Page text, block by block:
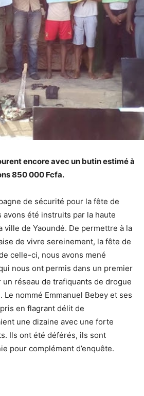
encore avec un butin estimé à
850 000 Fcfa.
de sécurité pour la fête de
avons été instruits par la haute
ville de Yaoundé. De permettre à la
de vivre sereinement, la fête de
celle-ci, nous avons mené
nous ont permis dans un premier
réseau de trafiquants de drogue
nommé Emmanuel Bebey et ses
en flagrant délit de
une dizaine avec une forte
Ils ont été déférés, ils sont
pour complément d’enquête.